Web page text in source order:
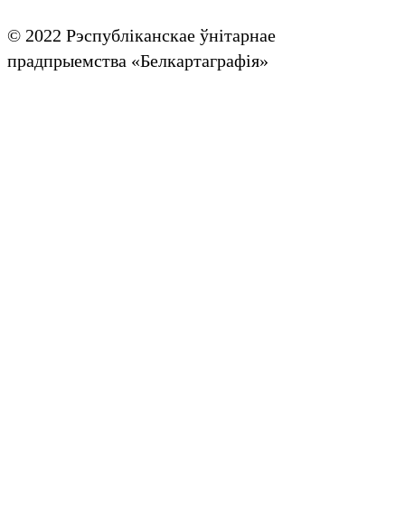
© 2022 Рэспубліканскае ўнітарнае
прадпрыемства «Белкартаграфія»